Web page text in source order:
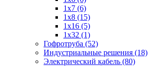
1x7 (6)
1x8 (15)
1x16 (5)
1x32 (1)
Гофротруба (52)
Индустриальные решения (18)
Электрический кабель (80)